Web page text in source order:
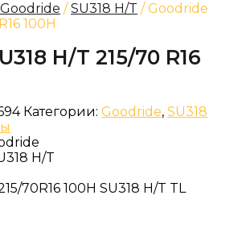
Goodride /SU318 H/T / Goodride
100H
H/T 215/70 R16
Категории: Goodride, SU318
H/T
70R16 100H SU318 H/T TL